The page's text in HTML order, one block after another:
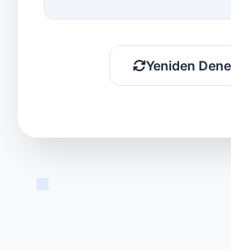
Yeniden Dene